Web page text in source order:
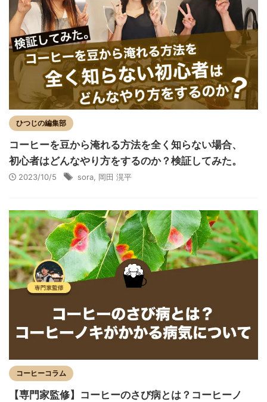
ひつじの編集部
コーヒーを豆から淹れる方法を全く知らない場合、
初心者はどんなやり方をするのか？検証してみた。
2023/10/5 sora 岡田 滉平
コーヒーコラム
【専門家監修】コーヒーのさび病とは？コーヒーノ